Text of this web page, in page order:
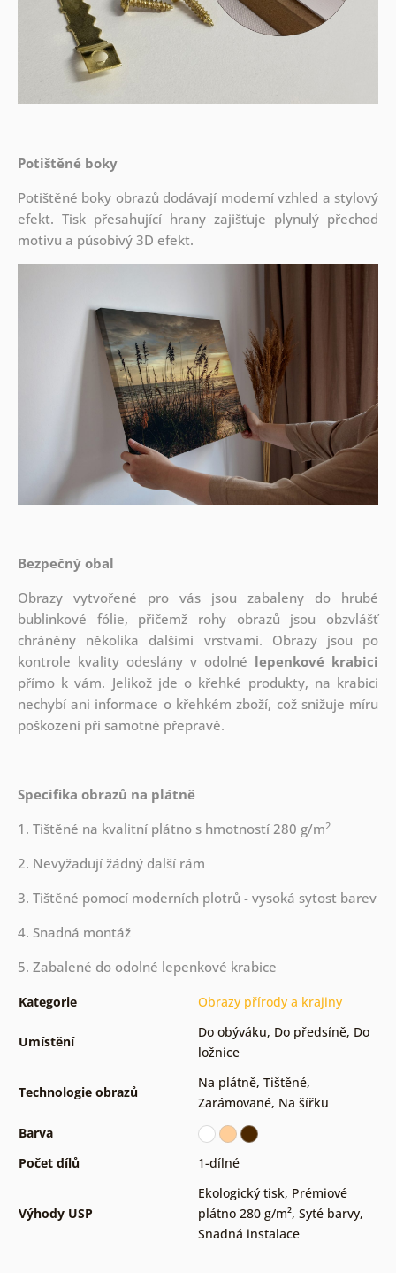
Potištěné boky
Potištěné boky obrazů dodávají moderní vzhled a stylový
efekt. Tisk přesahující hrany zajišťuje plynulý přechod
motivu a působivý 3D efekt.
Bezpečný obal
Obrazy vytvořené pro vás jsou zabaleny do hrubé
bublinkové fólie, přičemž rohy obrazů jsou obzvlášť
chráněny několika dalšími vrstvami. Obrazy jsou po
kontrole kvality odeslány v odolné lepenkové krabici
přímo k vám. Jelikož jde o křehké produkty, na krabici
nechybí ani informace o křehkém zboží, což snižuje míru
poškození při samotné přepravě.
Specifika obrazů na plátně
1. Tištěné na kvalitní plátno s hmotností 280 g/m2
2. Nevyžadují žádný další rám
3. Tištěné pomocí moderních plotrů - vysoká sytost barev
4. Snadná montáž
5. Zabalené do odolné lepenkové krabice
Kategorie Obrazy přírody a krajiny
Umístění
Do obýváku, Do předsíně, Do
ložnice
Technologie obrazů
Na plátně, Tištěné,
Zarámované, Na šířku
Barva
Počet dílů
1-dílné
Výhody USP
Ekologický tisk, Prémiové
plátno 280 g/m², Syté barvy,
Snadná instalace